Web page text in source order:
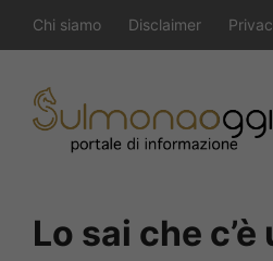
al
contenuto
Chi siamo Disclaimer
Lo sai che